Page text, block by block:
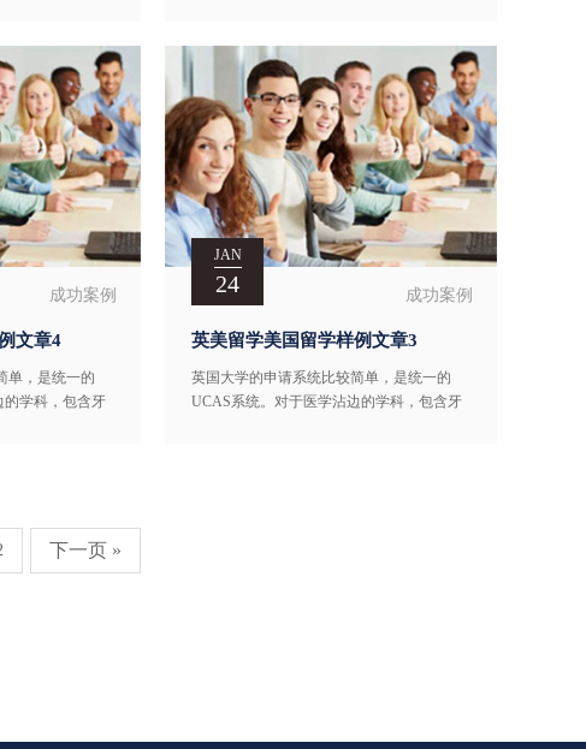
成功案例
文章4
单，是统一的
的学科，包含牙
成功案例
JAN
24
英美留学美国留学样例文章3
英国大学的申请系统比较简单，是统一的
UCAS系统。对于医学沾边的学科，包含牙
下一页 »